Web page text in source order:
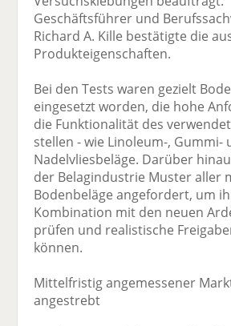
Geschäftsführer und
Richard A. Kille bestätigte die
Produkteigenschaften.
Bei den Tests waren gezielt
eingesetzt worden, die hohe
die Funktionalität des
stellen - wie Linoleum-,
Nadelvliesbeläge. Darüber
der Belagindustrie Muster aller
Bodenbeläge angefordert, um
Kombination mit den neuen
prüfen und realistische
können.
Mittelfristig angemessener
angestrebt